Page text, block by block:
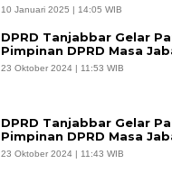
10 Januari 2025 | 14:05 WIB
DPRD Tanjabbar Gelar
Pimpinan DPRD Masa
23 Oktober 2024 | 11:53 WIB
DPRD Tanjabbar Gelar
Pimpinan DPRD Masa
23 Oktober 2024 | 11:43 WIB